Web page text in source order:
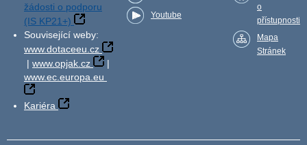
žádosti o podporu
(IS KP21+)
Související weby:
www.dotaceeu.cz
| www.opjak.cz
|
www.ec.europa.eu
Kariéra
Youtube
o
přístupnosti
Mapa
Stránek